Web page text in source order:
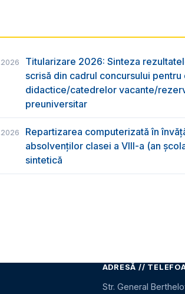
Titularizare 2026: Sinteza
scrisă din cadrul concursului
didactice/catedrelor vacante/
preuniversitar
Repartizarea computerizată în
absolvenţilor clasei a VIII-a (an
sintetică
ADRESĂ //
Str. General